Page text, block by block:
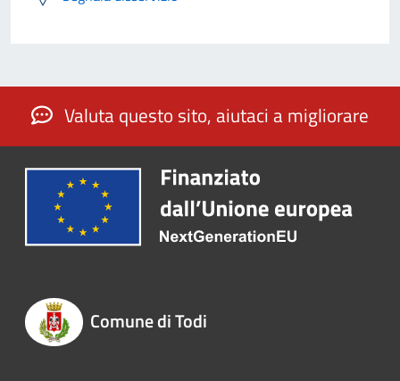
Valuta questo sito, aiutaci a migliorare
Comune di Todi